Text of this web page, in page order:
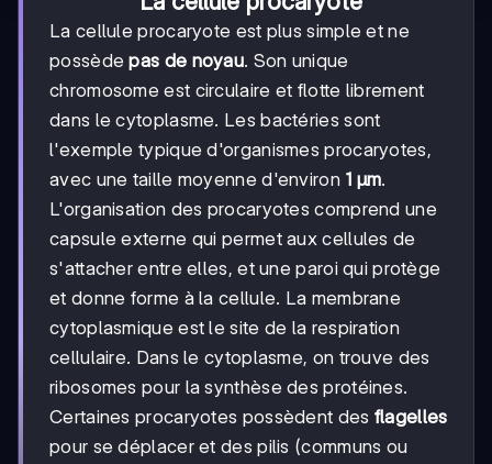
La cellule procaryote est plus simple et ne
possèdepas de noyau. Son unique
chromosome est circulaire et flotte librement
dans le cytoplasme. Les bactéries sont
l'exemple typique d'organismes procaryotes,
avec une taille moyenne d'environ 1 µm.
L'organisation des procaryotes comprend une
capsule externe qui permet aux cellules de
s'attacher entre elles, et une paroi qui protège
et donne forme à la cellule. La membrane
cytoplasmique est le site de la respiration
cellulaire. Dans le cytoplasme, on trouve des
ribosomes pour la synthèse des protéines.
Certaines procaryotes possèdent des flagelles
pour se déplacer et des pilis (communs ou